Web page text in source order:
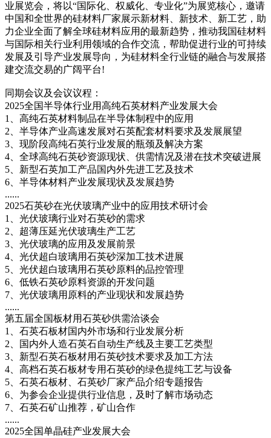
业展览会，将以“国际化、权威化、专业化”为展览核心，邀请
中国和全世界的硅材料厂家展示新材料、新技术、新工艺，助
力企业全面了解全球硅材料应用的最新趋势，推动我国硅材料
与国际相关行业利用领域的合作交流，帮助促进行业的可持续
发展及引导产业发展导向，为硅材料全行业链的融合与发展搭
建交流交易的广阔平台!
同期会议及会议议程：
2025全国半导体行业用高纯石英材料产业发展大会
1、高纯石英材料制品在半导体制程中的应用
2、半导体产业高速发展对石英配套材料要求及发展展望
3、现阶段高纯石英行业发展的瓶颈及解决方案
4、全球高纯石英砂资源现状、供需情况及潜在技术突破进展
5、新型石英加工产品国内外先进工艺及技术
6、半导体材料产业发展现状及发展趋势
......
2025石英砂在光伏玻璃产业中的应用技术研讨会
1、光伏玻璃行业对石英砂的需求
2、超薄压延光伏玻璃生产工艺
3、光伏玻璃的应用及发展前景
4、光伏超白玻璃用石英砂深加工技术进展
5、光伏超白玻璃用石英砂原料的品控管理
6、低铁石英砂原料资源的开发问题
7、光伏玻璃用原料的产业现状和发展趋势
......
第五届全国板材用石英砂供需洽谈会
1、石英石板材国内外市场和行业发展分析
2、国内外人造石英石自动生产线及主要工艺类型
3、新型石英石板材用石英砂技术要求及加工方法
4、高档石英石板材专用石英砂的绿色提纯工艺与设备
5、石英石板材、石英砂厂家产品介绍专题报告
6、为参会企业提供行业信息，及时了解市场动态
7、石英石矿山推荐，矿山合作
......
2025全国单晶硅产业发展大会